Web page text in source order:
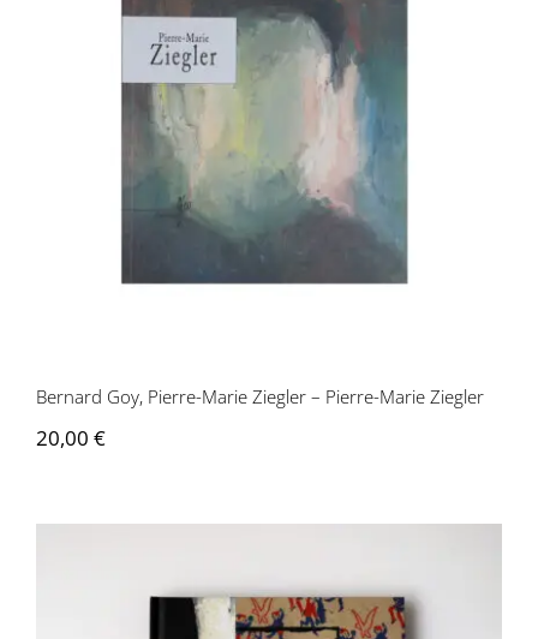
Bernard Goy, Pierre-Marie Ziegler –
Pierre-Marie Ziegler
Bernard Goy, Pierre-Marie Ziegler – Pierre-Marie Ziegler
20,00 €